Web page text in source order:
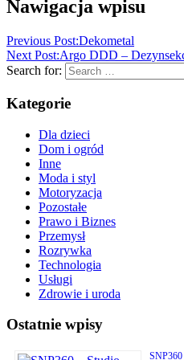
Nawigacja wpisu
Previous Post:Dekometal
Next Post:Argo DDD –
Search for:
Kategorie
Dla dzieci
Dom i ogród
Inne
Moda i styl
Motoryzacja
Pozostałe
Prawo i Biznes
Przemysł
Rozrywka
Technologia
Usługi
Zdrowie i uroda
Ostatnie wpisy